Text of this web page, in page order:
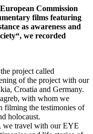
Commission
films featuring
as awareness and
we recorded
project called
of the project with our
Croatia and Germany.
with whom we
filming the testimonies of
holocaust.
we travel with our EYE